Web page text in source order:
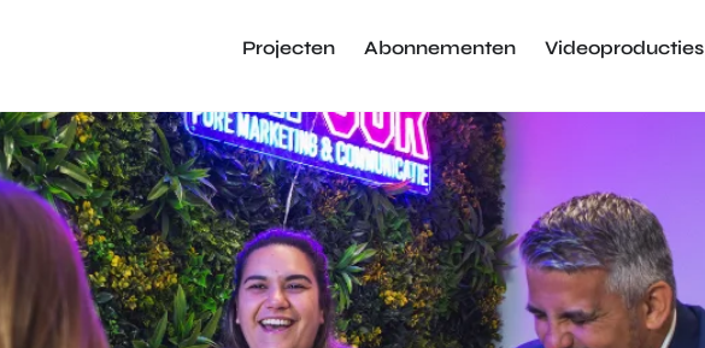
Projecten Abonnementen Videoproducties